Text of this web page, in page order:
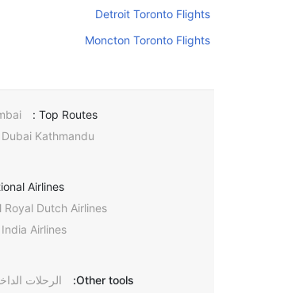
Detroit Toronto Flights
Moncton Toronto Flights
Top Routes :
Dubai Kathmandu
Airlines :
Royal Dutch Airlines
Airlines
Other tools: الرحلات